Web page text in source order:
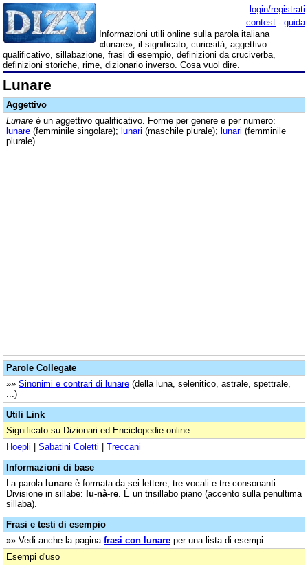
login/registrati
contest - guida
Informazioni utili online sulla parola italiana
«lunare», il significato, curiosità, aggettivo
qualificativo, sillabazione, frasi di esempio, definizioni da cruciverba,
definizioni storiche, rime, dizionario inverso. Cosa vuol dire.
Lunare
Aggettivo
Lunare è un aggettivo qualificativo. Forme per genere e per numero:
lunare (femminile singolare); lunari (maschile plurale); lunari (femminile
plurale).
Parole Collegate
»» Sinonimi e contrari di lunare (della luna, selenitico, astrale, spettrale,
...)
Utili Link
Significato su Dizionari ed Enciclopedie online
Hoepli | Sabatini Coletti | Treccani
Informazioni di base
La parola lunare è formata da sei lettere, tre vocali e tre consonanti.
Divisione in sillabe: lu-nà-re . È un trisillabo piano (accento sulla penultima
sillaba).
Frasi e testi di esempio
»» Vedi anche la pagina frasi con lunare per una lista di esempi.
Esempi d'uso